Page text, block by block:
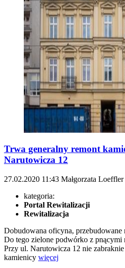
Trwa generalny remont
Narutowicza 12
27.02.2020 11:43 Małgorzata
kategoria:
Portal Rewitalizacji
Rewitalizacja
Dobudowana oficyna, przebudowane
Do tego zielone podwórko z pnącymi
Przy ul. Narutowicza 12 nie
kamienicy więcej